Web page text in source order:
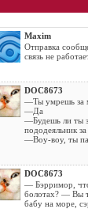
Maxim
Отправка
связь не
DOC8673
—Ты умрешь за
—Да
—Будешь ли ты
пододеяльник
—Воу-воу, ты
DOC8673
— Бэрримор,
болотах? — Вы
бабу на море,